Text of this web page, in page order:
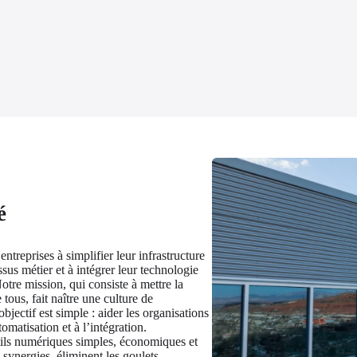
à simplifier leur infrastructure
métier et à intégrer leur technologie
mission, qui consiste à mettre la
fait naître une culture de
est simple : aider les organisations
et à l’intégration.
numériques simples, économiques et